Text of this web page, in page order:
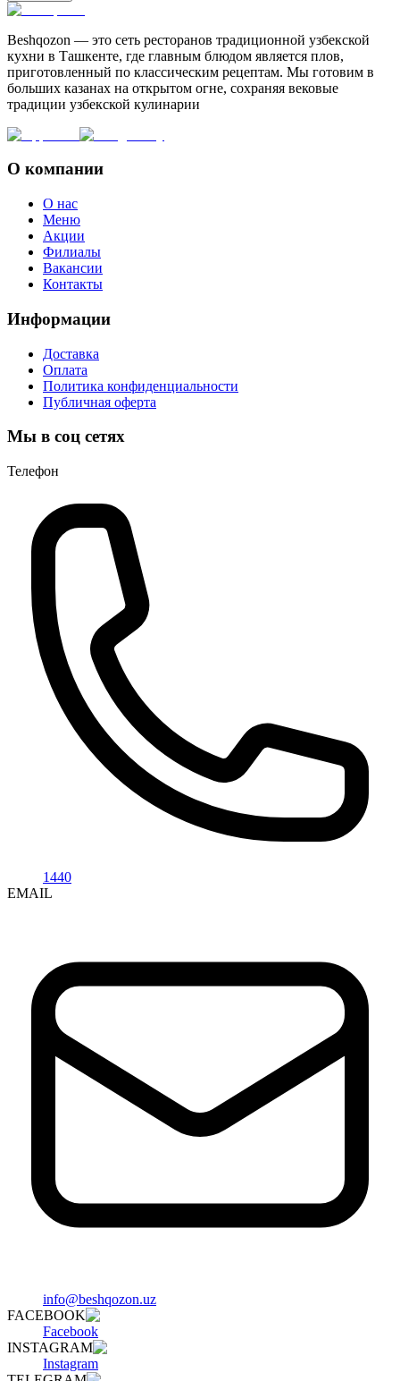
Beshqozon — это сеть ресторанов традиционной узбекской
кухни в Ташкенте, где главным блюдом является плов,
приготовленный по классическим рецептам. Мы готовим в
больших казанах на открытом огне, сохраняя вековые
традиции узбекской кулинарии
О компании
О нас
Меню
Акции
Филиалы
Вакансии
Контакты
Информации
Доставка
Оплата
Политика конфиденциальности
Публичная оферта
Мы в соц сетях
Телефон
1440
EMAIL
info@beshqozon.uz
FACEBOOK
Facebook
INSTAGRAM
Instagram